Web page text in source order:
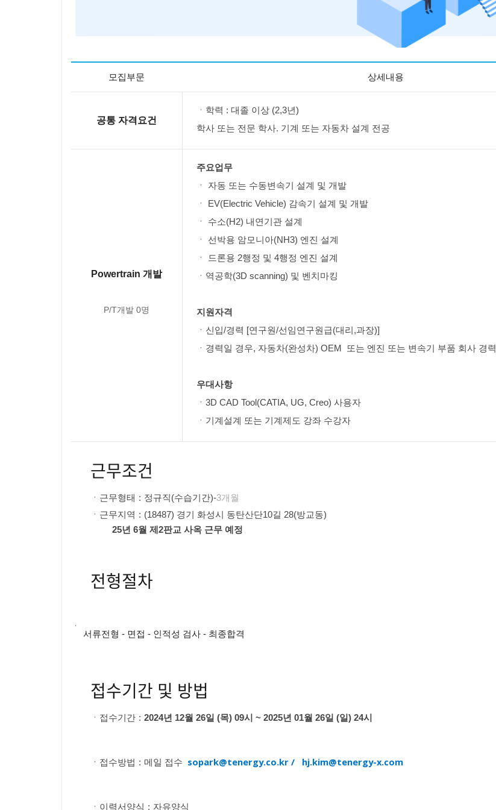
모집부문 상세내용
공통 자격요건
ㆍ학력 : 대졸 이상 (2,3년)
학사 또는 전문 학사. 기계 또는 자동차 설계 전공
Powertrain 개발
P/T개발 0명
주요업무
ㆍ 자동 또는 수동변속기 설계 및 개발
ㆍ EV(Electric Vehicle) 감속기 설계 및 개발
ㆍ 수소(H2) 내연기관 설계
ㆍ 선박용 암모니아(NH3) 엔진 설계
ㆍ 드론용 2행정 및 4행정 엔진 설계
ㆍ역공학(3D scanning) 및 벤치마킹
지원자격
ㆍ신입/경력 [연구원/선임연구원급(대리,과장)]
ㆍ경력일 경우, 자동차(완성차) OEM 또는 엔진 또는 변속기 부품 회사 경력
우대사항
ㆍ3D CAD Tool(CATIA, UG, Creo) 사용자
ㆍ기계설계 또는 기계제도 강좌 수강자
근무조건
ㆍ 근무형태 : 정규직(수습기간)-3개월
ㆍ 근무지역 : (18487) 경기 화성시 동탄산단10길 28(방교동)
25년 6월 제2판교 사옥 근무 예정
전형절차
ㆍ
서류전형 - 면접 - 인적성 검사 - 최종합격
접수기간 및 방법
ㆍ 접수기간 : 2024년 12월 26일 (목) 09시 ~ 2025년 01월 26일 (일) 24시
ㆍ 접수방법 : 메일 접수 sopark@tenergy.co.kr / hj.kim@tenergy-x.com
ㆍ 이력서양식 : 자유양식